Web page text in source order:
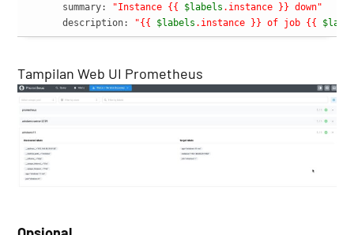
      summary:
"Instance {{ $labels .instance }} down"
      description:
"{{ $labels .instance }} of job {{
Tampilan Web UI Prometheus